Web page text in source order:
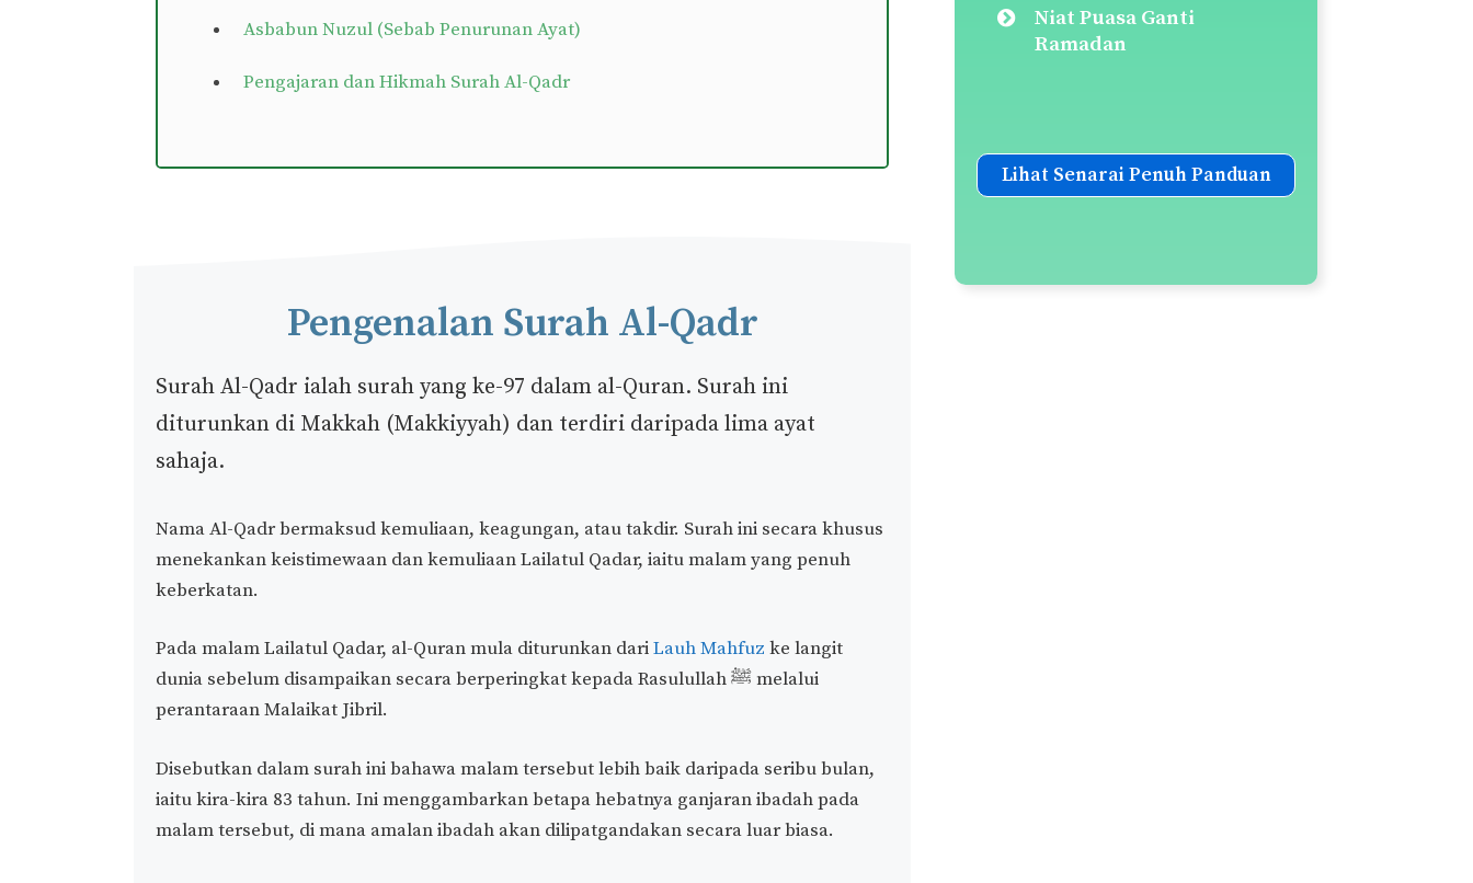
Asbabun Nuzul (Sebab Penurunan Ayat)
Pengajaran dan Hikmah Surah Al-Qadr
Pengenalan Surah Al-Qadr
Surah Al-Qadr ialah surah yang ke-97 dalam al-Quran. Surah ini
diturunkan di Makkah (Makkiyyah) dan terdiri daripada lima ayat
sahaja.
Nama Al-Qadr bermaksud kemuliaan, keagungan, atau takdir. Surah ini secara khusus
menekankan keistimewaan dan kemuliaan Lailatul Qadar, iaitu malam yang penuh
keberkatan.
Pada malam Lailatul Qadar, al-Quran mula diturunkan dariLauh Mahfuz ke langit
dunia sebelum disampaikan secara berperingkat kepada Rasulullah ﷺ melalui
perantaraan Malaikat Jibril.
Disebutkan dalam surah ini bahawa malam tersebut lebih baik daripada seribu bulan,
iaitu kira-kira 83 tahun. Ini menggambarkan betapa hebatnya ganjaran ibadah pada
malam tersebut, di mana amalan ibadah akan dilipatgandakan secara luar biasa.
Niat Puasa Ganti
Ramadan
Lihat Senarai Penuh Panduan